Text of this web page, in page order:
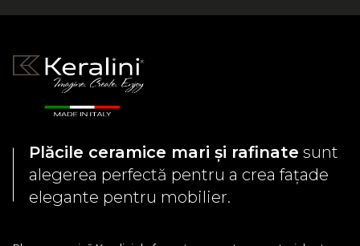
Plăcile ceramice mari și rafinate sunt
alegerea perfectă pentru a crea fațade
elegante pentru mobilier.